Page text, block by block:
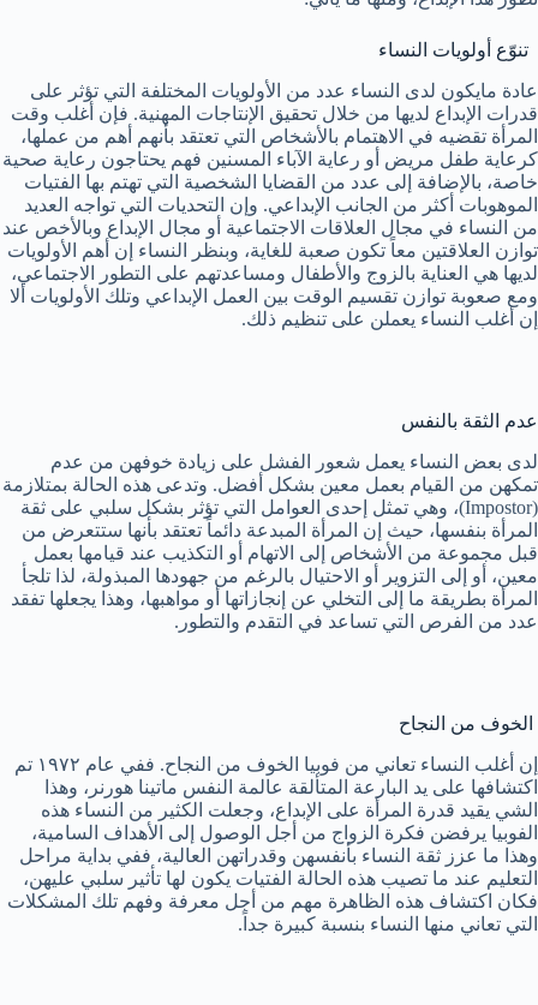
تنوّع أولويات النساء
عادة مايكون لدى النساء عدد من الأولويات المختلفة التي تؤثر على
قدرات الإبداع لديها من خلال تحقيق الإنتاجات المهنية. فإن أغلب وقت
المرأة تقضيه في الاهتمام بالأشخاص التي تعتقد بأنهم أهم من عملها،
كرعاية طفل مريض أو رعاية الآباء المسنين فهم يحتاجون رعاية صحية
خاصة، بالإضافة إلى عدد من القضايا الشخصية التي تهتم بها الفتيات
الموهوبات أكثر من الجانب الإبداعي. وإن التحديات التي تواجه العديد
من النساء في مجال العلاقات الاجتماعية أو مجال الإبداع وبالأخص عند
توازن العلاقتين معاً تكون صعبة للغاية، وبنظر النساء إن أهم الأولويات
لديها هي العناية بالزوج والأطفال ومساعدتهم على التطور الاجتماعي،
ومع صعوبة توازن تقسيم الوقت بين العمل الإبداعي وتلك الأولويات ألا
إن أغلب النساء يعملن على تنظيم ذلك.
عدم الثقة بالنفس
لدى بعض النساء يعمل شعور الفشل على زيادة خوفهن من عدم
تمكهن من القيام بعمل معين بشكل أفضل. وتدعى هذه الحالة بمتلازمة
(Impostor)، وهي تمثل إحدى العوامل التي تؤثر بشكل سلبي على ثقة
المرأة بنفسها، حيث إن المرأة المبدعة دائماً تعتقد بأنها ستتعرض من
قبل مجموعة من الأشخاص إلى الاتهام أو التكذيب عند قيامها بعمل
معين، أو إلى التزوير أو الاحتيال بالرغم من جهودها المبذولة، لذا تلجأ
المرأة بطريقة ما إلى التخلي عن إنجازاتها أو مواهبها، وهذا يجعلها تفقد
عدد من الفرص التي تساعد في التقدم والتطور.
الخوف من النجاح
إن أغلب النساء تعاني من فوبيا الخوف من النجاح. ففي عام ١٩٧٢ تم
اكتشافها على يد البارعة المتألقة عالمة النفس ماتينا هورنر، وهذا
الشي يقيد قدرة المرأة على الإبداع، وجعلت الكثير من النساء هذه
الفوبيا يرفضن فكرة الزواج من أجل الوصول إلى الأهداف السامية،
وهذا ما عزز ثقة النساء بأنفسهن وقدراتهن العالية، ففي بداية مراحل
التعليم عند ما تصيب هذه الحالة الفتيات يكون لها تأثير سلبي عليهن،
فكان اكتشاف هذه الظاهرة مهم من أجل معرفة وفهم تلك المشكلات
التي تعاني منها النساء بنسبة كبيرة جداً.